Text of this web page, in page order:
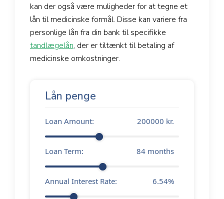
kan der også være muligheder for at tegne et
lån til medicinske formål. Disse kan variere fra
personlige lån fra din bank til specifikke
tandlægelån, der er tiltænkt til betaling af
medicinske omkostninger.
Lån penge
Loan Amount: 200000 kr.
Loan Term: 84 months
Annual Interest Rate: 6.54%